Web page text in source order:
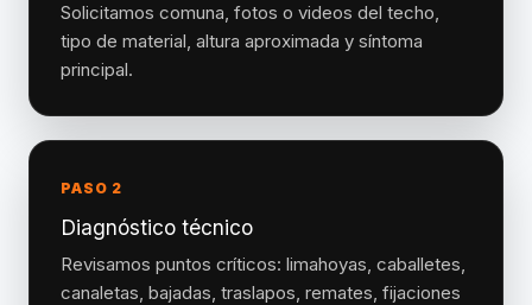
Solicitamos comuna, fotos o videos del techo,
tipo de material, altura aproximada y síntoma
principal.
PASO 2
Diagnóstico técnico
Revisamos puntos críticos: limahoyas, caballetes,
canaletas, bajadas, traslapos, remates, fijaciones